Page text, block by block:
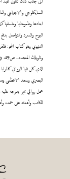
السايكلوجي والاجتماعي
ابعادها وطموحاتها
الدنيوي وهو كتاب المحو:
الذي كان فيها الروائي
البصري وسعد الاعظمي
عمل روائي مميز بدرجة
للكاتب وأهنئه على جهده